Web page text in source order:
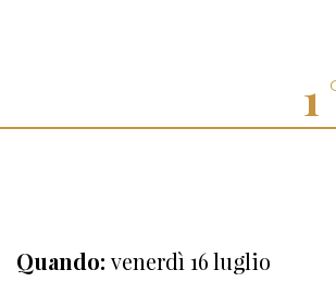
Quando: venerdì 16 luglio